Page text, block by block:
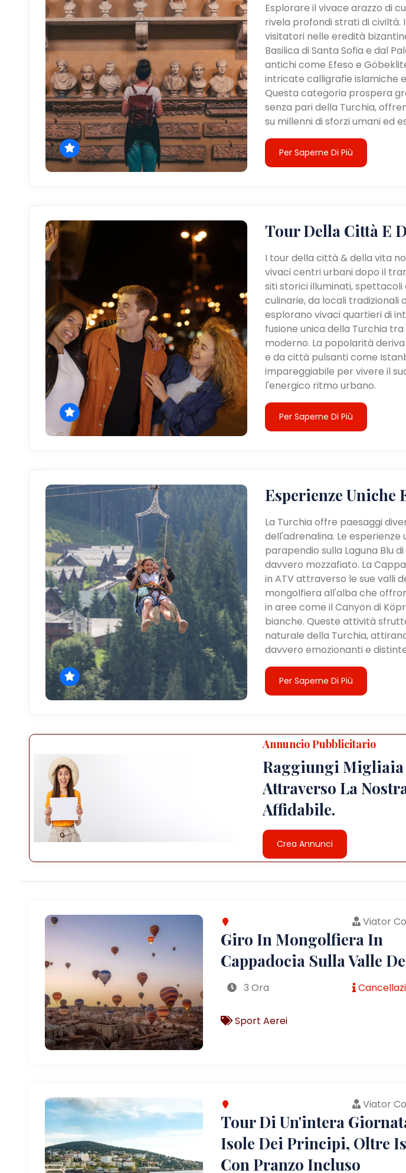
Esplorare il vivace arazzo di
rivela profondi strati di civiltà.
visitatori nelle eredità
Basilica di Santa Sofia e dal
antichi come Efeso e
intricate calligrafie islamiche
Questa categoria prospera
senza pari della Turchia,
su millenni di sforzi umani ed
Per Saperne Di Più
Tour Della Città E
I tour della città & della vita
vivaci centri urbani dopo il
siti storici illuminati,
culinarie, da locali tradizionali
esplorano vivaci quartieri di
fusione unica della Turchia
moderno. La popolarità
e da città pulsanti come
impareggiabile per vivere il
l'energico ritmo urbano.
Per Saperne Di Più
Esperienze Uniche
La Turchia offre paesaggi
dell'adrenalina. Le
parapendio sulla Laguna Blu
davvero mozzafiato. La
in ATV attraverso le sue valli
mongolfiera all'alba che
in aree come il Canyon di
bianche. Queste attività
naturale della Turchia,
davvero emozionanti e
Per Saperne Di Più
Annuncio Pubblicitario
Raggiungi
Attraverso La
Affidabile.
Crea Annunci
Viator
Giro In Mongolfiera In
Cappadocia Sulla Valle
3 Ora
Sport Aerei
Viator
Tour Di Un'intera
Isole Dei Principi, Oltre
Con Pranzo Incluso